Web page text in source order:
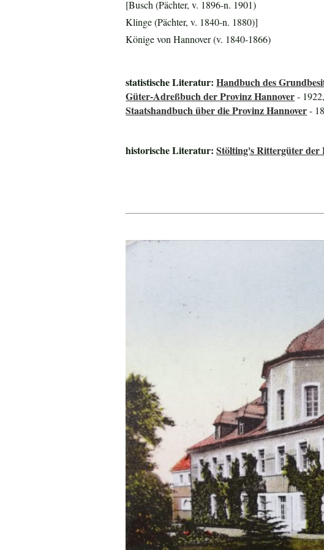
[Busch (Pächter, v. 1896-n. 1901)
Klinge (Pächter, v. 1840-n. 1880)]
Könige von Hannover (v. 1840-1866)
statistische Literatur:Handbuch des
Güter-Adreßbuch der Provinz Hannover-
Staatshandbuch über die Provinz Hannover-
historische Literatur:Stölting's Rittergüter der